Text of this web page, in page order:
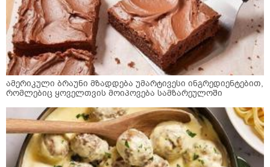
ამერიკული ბრაუნი მზადდება უმარტივესი ინგრედიენტებით,
რომლებიც ყოველთვის მოიპოვება სამზარეულოში